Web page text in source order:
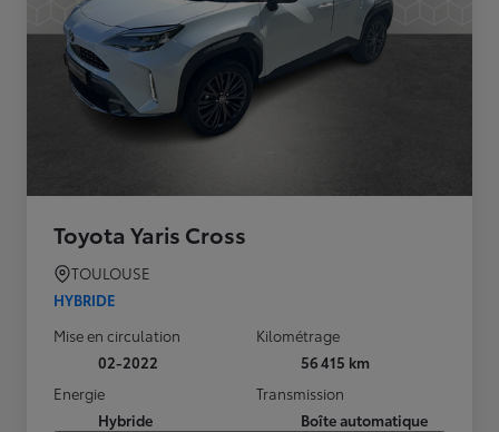
Toyota Yaris Cross
TOULOUSE
HYBRIDE
Mise en circulation
02-2022
Kilométrage
56 415 km
Energie
Hybride
Transmission
Boîte automatique